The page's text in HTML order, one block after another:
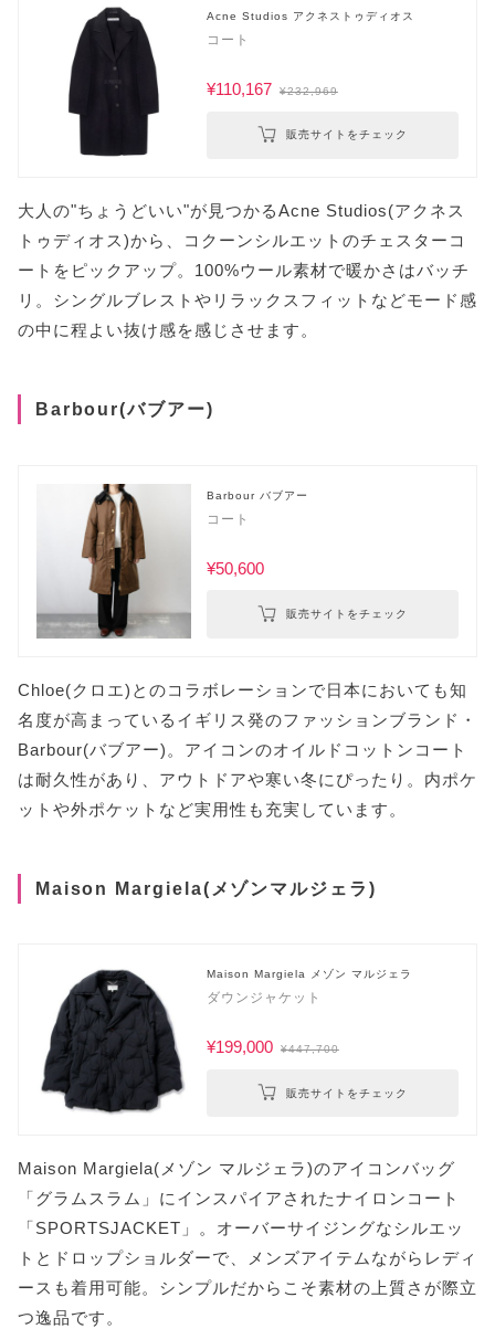
Acne Studios アクネストゥディオス
コート
¥110,167 ¥232,969
販売サイトをチェック
大人の"ちょうどいい"が見つかるAcne Studios(アクネス
トゥディオス)から、コクーンシルエットのチェスターコ
ートをピックアップ。100%ウール素材で暖かさはバッチ
リ。シングルブレストやリラックスフィットなどモード感
の中に程よい抜け感を感じさせます。
Barbour(バブアー)
Barbour バブアー
コート
¥50,600
販売サイトをチェック
Chloe(クロエ)とのコラボレーションで日本においても知
名度が高まっているイギリス発のファッションブランド・
Barbour(バブアー)。アイコンのオイルドコットンコート
は耐久性があり、アウトドアや寒い冬にぴったり。内ポケ
ットや外ポケットなど実用性も充実しています。
Maison Margiela(メゾンマルジェラ)
Maison Margiela メゾン マルジェラ
ダウンジャケット
¥199,000 ¥447,700
販売サイトをチェック
Maison Margiela(メゾン マルジェラ)のアイコンバッグ
「グラムスラム」にインスパイアされたナイロンコート
「SPORTSJACKET」。オーバーサイジングなシルエッ
トとドロップショルダーで、メンズアイテムながらレディ
ースも着用可能。シンプルだからこそ素材の上質さが際立
つ逸品です。